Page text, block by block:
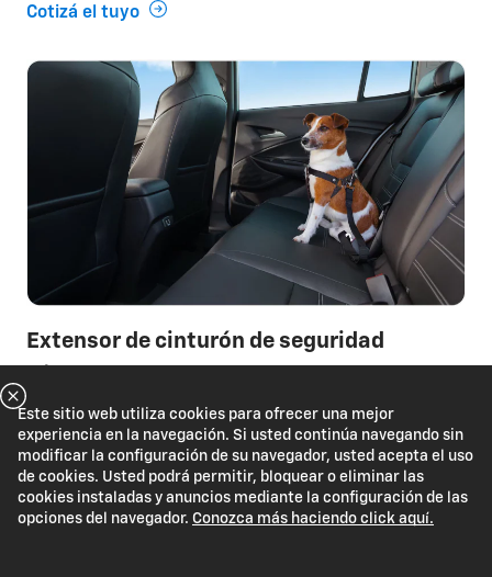
Cotizá el tuyo
Extensor de cinturón de seguridad
Un arnés de pecho que ofrece a tu mascota la
misma protección que un cinturón de seguridad.
Además de garantizar su seguridad, cumple con las
normas de tránsito, evitando multas si la mascota
está suelta dentro del vehículo.
Este sitio web utiliza cookies para ofrecer una mejor
experiencia en la navegación. Si usted continúa navegando sin
modificar la configuración de su navegador, usted acepta el uso
de cookies. Usted podrá permitir, bloquear o eliminar las
cookies instaladas y anuncios mediante la configuración de las
opciones del navegador. Conozca más haciendo click aquí.